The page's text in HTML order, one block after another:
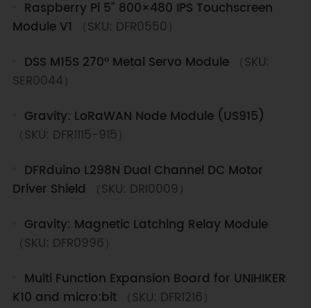
Raspberry Pi 5” 800×480 IPS Touchscreen
Module V1
（SKU: DFR0550）
DSS M15S 270° Metal Servo Module （SKU:
SER0044）
Gravity: LoRaWAN Node Module (US915)
（SKU: DFR1115-915）
DFRduino L298N Dual Channel DC Motor
Driver Shield
（SKU: DRI0009）
Gravity: Magnetic Latching Relay Module
（SKU: DFR0996）
Multi Function Expansion Board for UNIHIKER
K10 and micro:bit （SKU: DFR1216）